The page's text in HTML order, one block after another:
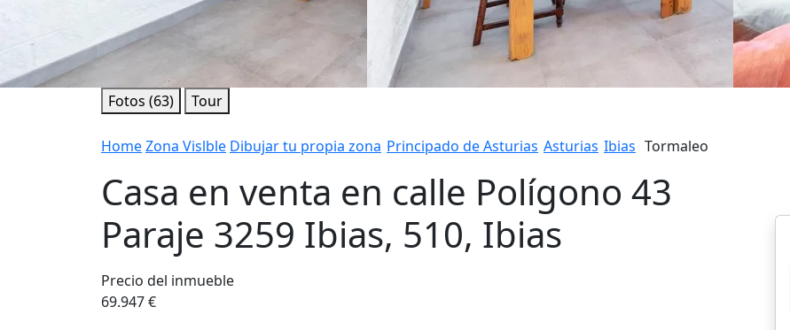
Fotos (63) Tour
HomeZona Vislble Dibujar tu propia zona Principado de Asturias Asturias Ibias Tormaleo
Casa en venta en calle Polígono 43
Paraje 3259 Ibias, 510, Ibias
Precio del inmueble
69.947 €